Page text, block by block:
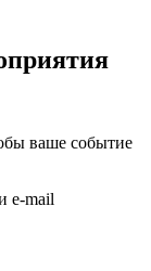
ваше событие
e-mail